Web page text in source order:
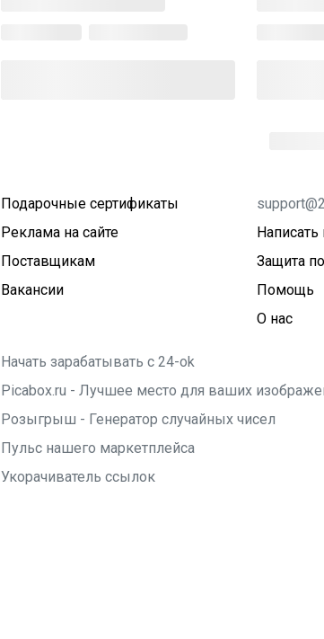
Подарочные сертификаты
Реклама на сайте
Поставщикам
Вакансии
Защита
Помощь
О нас
Начать зарабатывать с 24-ok
Picabox.ru - Лучшее место для ваших
Розыгрыш - Генератор случайных чисел
Пульс нашего маркетплейса
Укорачиватель ссылок